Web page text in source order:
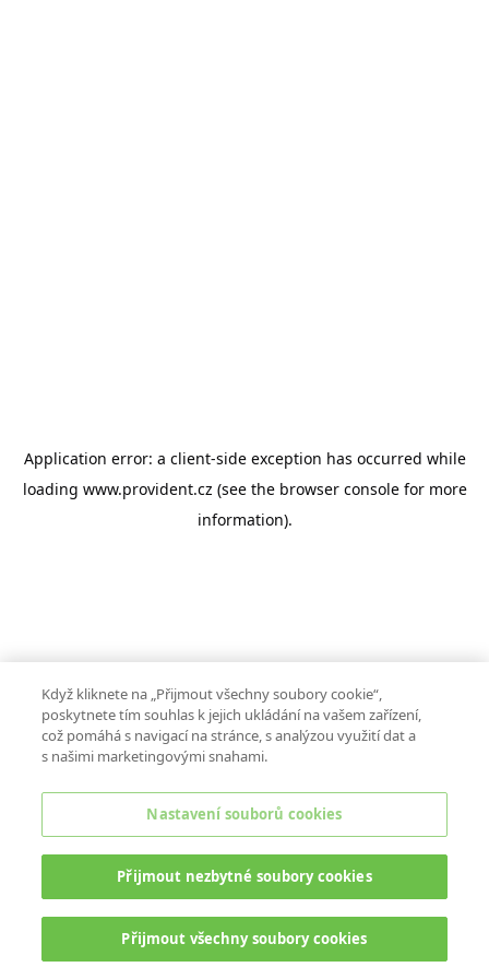
Application error: a client-side exception has occurred while
loading www.provident.cz (see the browser consolefor more
information).
ONLINE CHAT
Když kliknete na „Přijmout všechny soubory cookie“,
poskytnete tím souhlas k jejich ukládání na vašem zařízení,
což pomáhá s navigací na stránce, s analýzou využití dat a
s našimi marketingovými snahami.
Nastavení souborů cookies
Přijmout nezbytné soubory cookies
Přijmout všechny soubory cookies